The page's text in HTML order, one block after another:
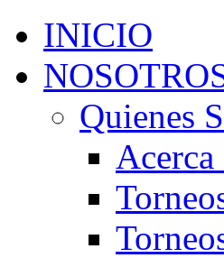
INICIO
Quienes
Acerca